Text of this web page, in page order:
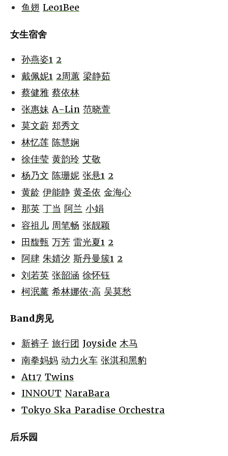
鱼翅 Leo1Bee
女生宿舍
孙燕姿1 2
戴佩妮1 2周蕙 梁静茹
蔡健雅 蔡依林
张惠妹 A-Lin 范晓萱
莫文蔚 郑秀文
林忆莲 陈慧娴
徐佳莹 黄韵玲 艾敬
杨乃文 陈珊妮 张悬1 2
黄龄 伊能静 黄圣依 金海心
那英 丁当 阿兰 小娟
容祖儿 周笔畅 张靓颖
田馥甄 万芳 雷光夏1 2
阿肆 朱婧汐 斯丹曼簇1 2
刘若英 张韶涵 徐怀钰
柯泯薰 希林娜依·高 吴莫愁
Band房见
新裤子 旅行团 Joyside 木马
南拳妈妈 动力火车 张淇和黑豹
At17 Twins
INNOUT NaraBara
Tokyo Ska Paradise Orchestra
后乐园